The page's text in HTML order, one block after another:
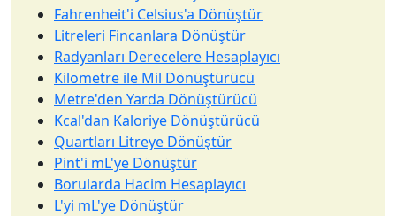
Fahrenheit'i Celsius'a Dönüştür
Litreleri Fincanlara Dönüştür
Radyanları Derecelere Hesaplayıcı
Kilometre ile Mil Dönüştürücü
Metre'den Yarda Dönüştürücü
Kcal'dan Kaloriye Dönüştürücü
Quartları Litreye Dönüştür
Pint'i mL'ye Dönüştür
Borularda Hacim Hesaplayıcı
L'yi mL'ye Dönüştür